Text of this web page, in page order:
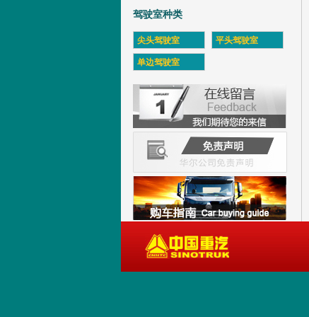
驾驶室种类
尖头驾驶室 平头驾驶室
单边驾驶室